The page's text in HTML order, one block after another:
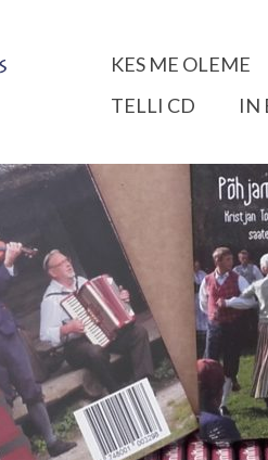
KES ME OLEME
TELLI CD
IN